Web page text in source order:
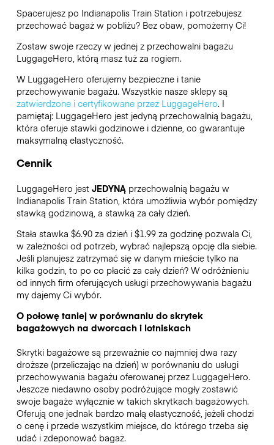
Spacerujesz po Indianapolis Train Station i potrzebujesz
przechować bagaż w pobliżu? Bez obaw, pomożemy Ci!
Zostaw swoje rzeczy w jednej z przechowalni bagażu
LuggageHero, którą masz tuż za rogiem.
W LuggageHero oferujemy bezpieczne i tanie
przechowywanie bagażu. Wszystkie nasze sklepy są
zatwierdzone i certyfikowane przez LuggageHero. I
pamiętaj: LuggageHero jest jedyną przechowalnią bagażu,
która oferuje stawki godzinowe i dzienne, co gwarantuje
maksymalną elastyczność.
Cennik
LuggageHero jest JEDYNĄprzechowalnią bagażu w
Indianapolis Train Station, która umożliwia wybór pomiędzy
stawką godzinową, a stawką za cały dzień.
Stała stawka $6.90 za dzień i $1.99 za godzinę pozwala Ci,
w zależności od potrzeb, wybrać najlepszą opcję dla siebie.
Jeśli planujesz zatrzymać się w danym mieście tylko na
kilka godzin, to po co płacić za cały dzień? W odróżnieniu
od innych firm oferujących usługi przechowywania bagażu
my dajemy Ci wybór.
O połowę taniej w porównaniu do skrytek
bagażowych na dworcach i lotniskach
Skrytki bagażowe są przeważnie co najmniej dwa razy
droższe (przeliczając na dzień) w porównaniu do usługi
przechowywania bagażu oferowanej przez LuggageHero.
Jeszcze niedawno osoby podróżujące mogły zostawić
swoje bagaże wyłącznie w takich skrytkach bagażowych.
Oferują one jednak bardzo małą elastyczność, jeżeli chodzi
o cenę i przede wszystkim miejsce, do którego trzeba się
udać i zdeponować bagaż.